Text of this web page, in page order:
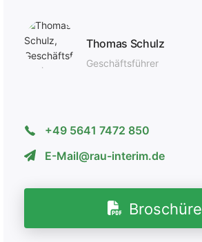
Thomas Schulz
Geschäfts­führer
+49 5641 7472 850
E-Mail@rau-interim.de
Broschüre